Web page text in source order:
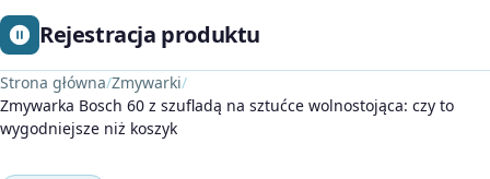
Rejestracja produktu
Strona główna/Zmywarki/
Zmywarka Bosch 60 z szufladą na sztućce wolnostojąca: czy to
wygodniejsze niż koszyk